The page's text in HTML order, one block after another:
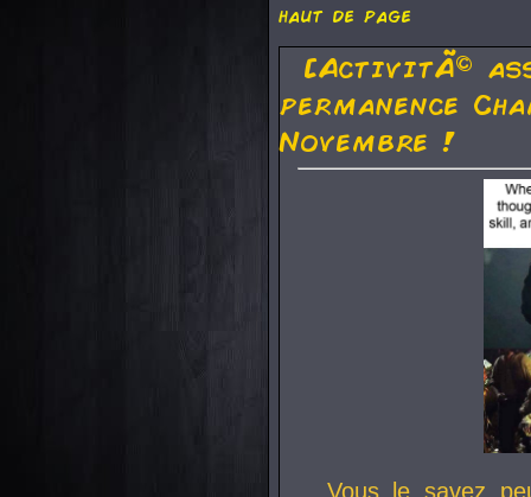
haut de page
[ActivitÃ©
permanence
Novembre !
Vous le savez